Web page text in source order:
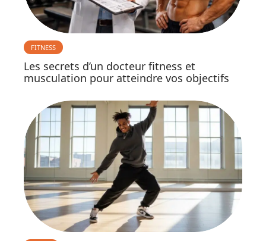
FITNESS
Les secrets d’un docteur fitness et
musculation pour atteindre vos objectifs